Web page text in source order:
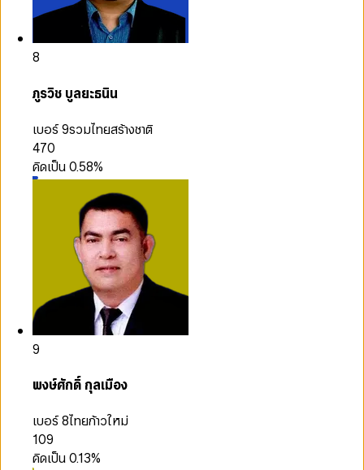
8
ภูรวิช บูลยะธนิน
เบอร์ 9รวมไทยสร้างชาติ
470
คิดเป็น0.58%
9
พงษ์ศักดิ์ กุลเมือง
เบอร์ 8ไทยก้าวใหม่
109
คิดเป็น0.13%